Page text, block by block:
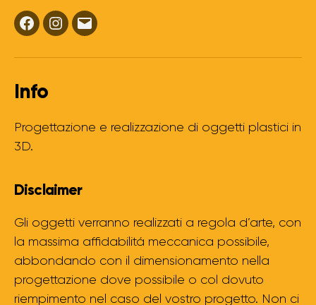
Facebook
Instagram
Email
Info
Progettazione e realizzazione di oggetti plastici in
3D.
Disclaimer
Gli oggetti verranno realizzati a regola d’arte, con
la massima affidabilitá meccanica possibile,
abbondando con il dimensionamento nella
progettazione dove possibile o col dovuto
riempimento nel caso del vostro progetto. Non ci